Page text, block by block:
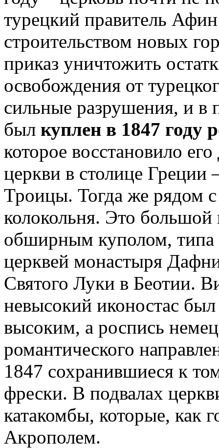
турецкий правитель
строительством новых
приказ уничтожить
освобождения от
сильные разрушения, и в
был куплен в 1847 году
которое восстановило
церкви в столице Греции
Троицы. Тогда же рядом
колокольня. Это
обширным куполом, типа
церквей монастыря
Святого Луки в Беотии.
невысокий иконостас
высоким, а роспись
романтического
1847 сохранившиеся к
фрески. В подвалах
катакомбы, которые, как
Акрополем.